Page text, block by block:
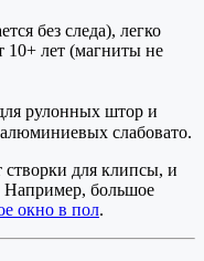
без следа), легко
10+ лет (магниты не
рулонных штор и
слабовато.
створки для клипсы, и
Например, большое
окно в пол.